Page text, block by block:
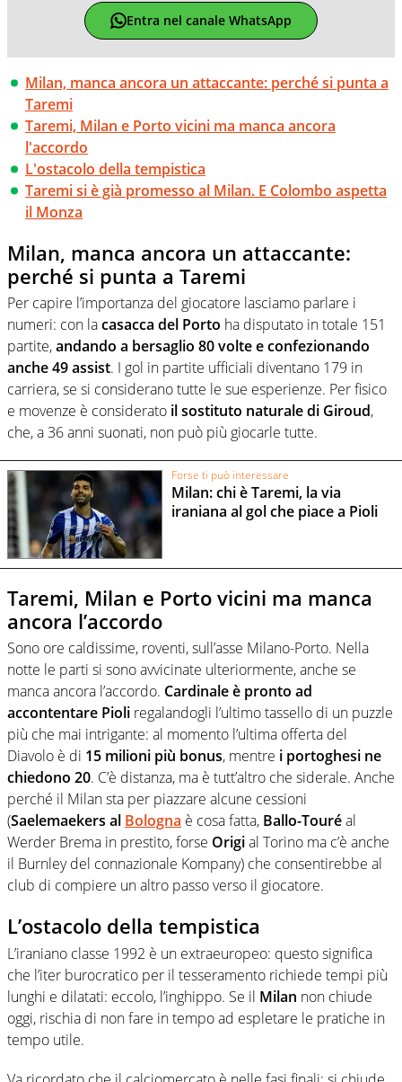
Entra nel canale WhatsApp
Milan, manca ancora un attaccante: perché si punta a
Taremi
Taremi, Milan e Porto vicini ma manca ancora
l'accordo
L'ostacolo della tempistica
Taremi si è già promesso al Milan. E Colombo aspetta
il Monza
Milan, manca ancora un attaccante:
perché si punta a Taremi
Per capire l’importanza del giocatore lasciamo parlare i
numeri: con lacasacca del Porto ha disputato in totale 151
partite,andando a bersaglio 80 volte e confezionando
anche 49 assist. I gol in partite ufficiali diventano 179 in
carriera, se si considerano tutte le sue esperienze. Per fisico
e movenze è considerato il sostituto naturale di Giroud,
che, a 36 anni suonati, non può più giocarle tutte.
Forse ti può interessare
Milan: chi è Taremi, la via
iraniana al gol che piace a Pioli
Taremi, Milan e Porto vicini ma manca
ancora l’accordo
Sono ore caldissime, roventi, sull’asse Milano-Porto. Nella
notte le parti si sono avvicinate ulteriormente, anche se
manca ancora l’accordo. Cardinale è pronto ad
accontentare Pioli regalandogli l’ultimo tassello di un puzzle
più che mai intrigante: al momento l’ultima offerta del
Diavolo è di 15 milioni più bonus, mentre i portoghesi ne
chiedono 20. C’è distanza, ma è tutt’altro che siderale. Anche
perché il Milan sta per piazzare alcune cessioni
(Saelemaekers al Bologna è cosa fatta, Ballo-Touréal
Werder Brema in prestito, forse Origial Torino ma c’è anche
il Burnley del connazionale Kompany) che consentirebbe al
club di compiere un altro passo verso il giocatore.
L’ostacolo della tempistica
L’iraniano classe 1992 è un extraeuropeo: questo significa
che l’iter burocratico per il tesseramento richiede tempi più
lunghi e dilatati: eccolo, l’inghippo. Se il Milan non chiude
oggi, rischia di non fare in tempo ad espletare le pratiche in
tempo utile.